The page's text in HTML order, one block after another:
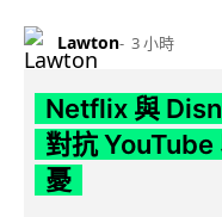
Lawton 3 小時
Netflix 與
對抗 YouTube
憂